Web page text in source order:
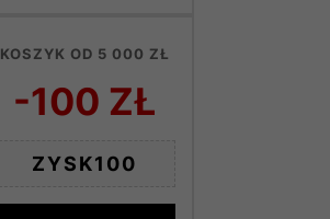
KOSZYK OD 5 000 ZŁ
-100 ZŁ
ZYSK100